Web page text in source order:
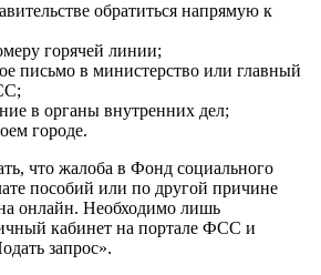
обратиться напрямую к
горячей линии;
письмо в министерство или главный
в органы внутренних дел;
городе.
что жалоба в Фонд социального
пособий или по другой причине
онлайн. Необходимо лишь
кабинет на портале ФСС и
запрос».